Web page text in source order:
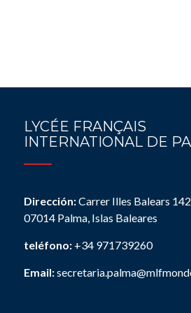
LYCÉE FRANÇAIS
INTERNATIONAL DE
Dirección:Carrer Illes Balears
07014 Palma, Islas Baleares
teléfono: +34 971739260
Email: